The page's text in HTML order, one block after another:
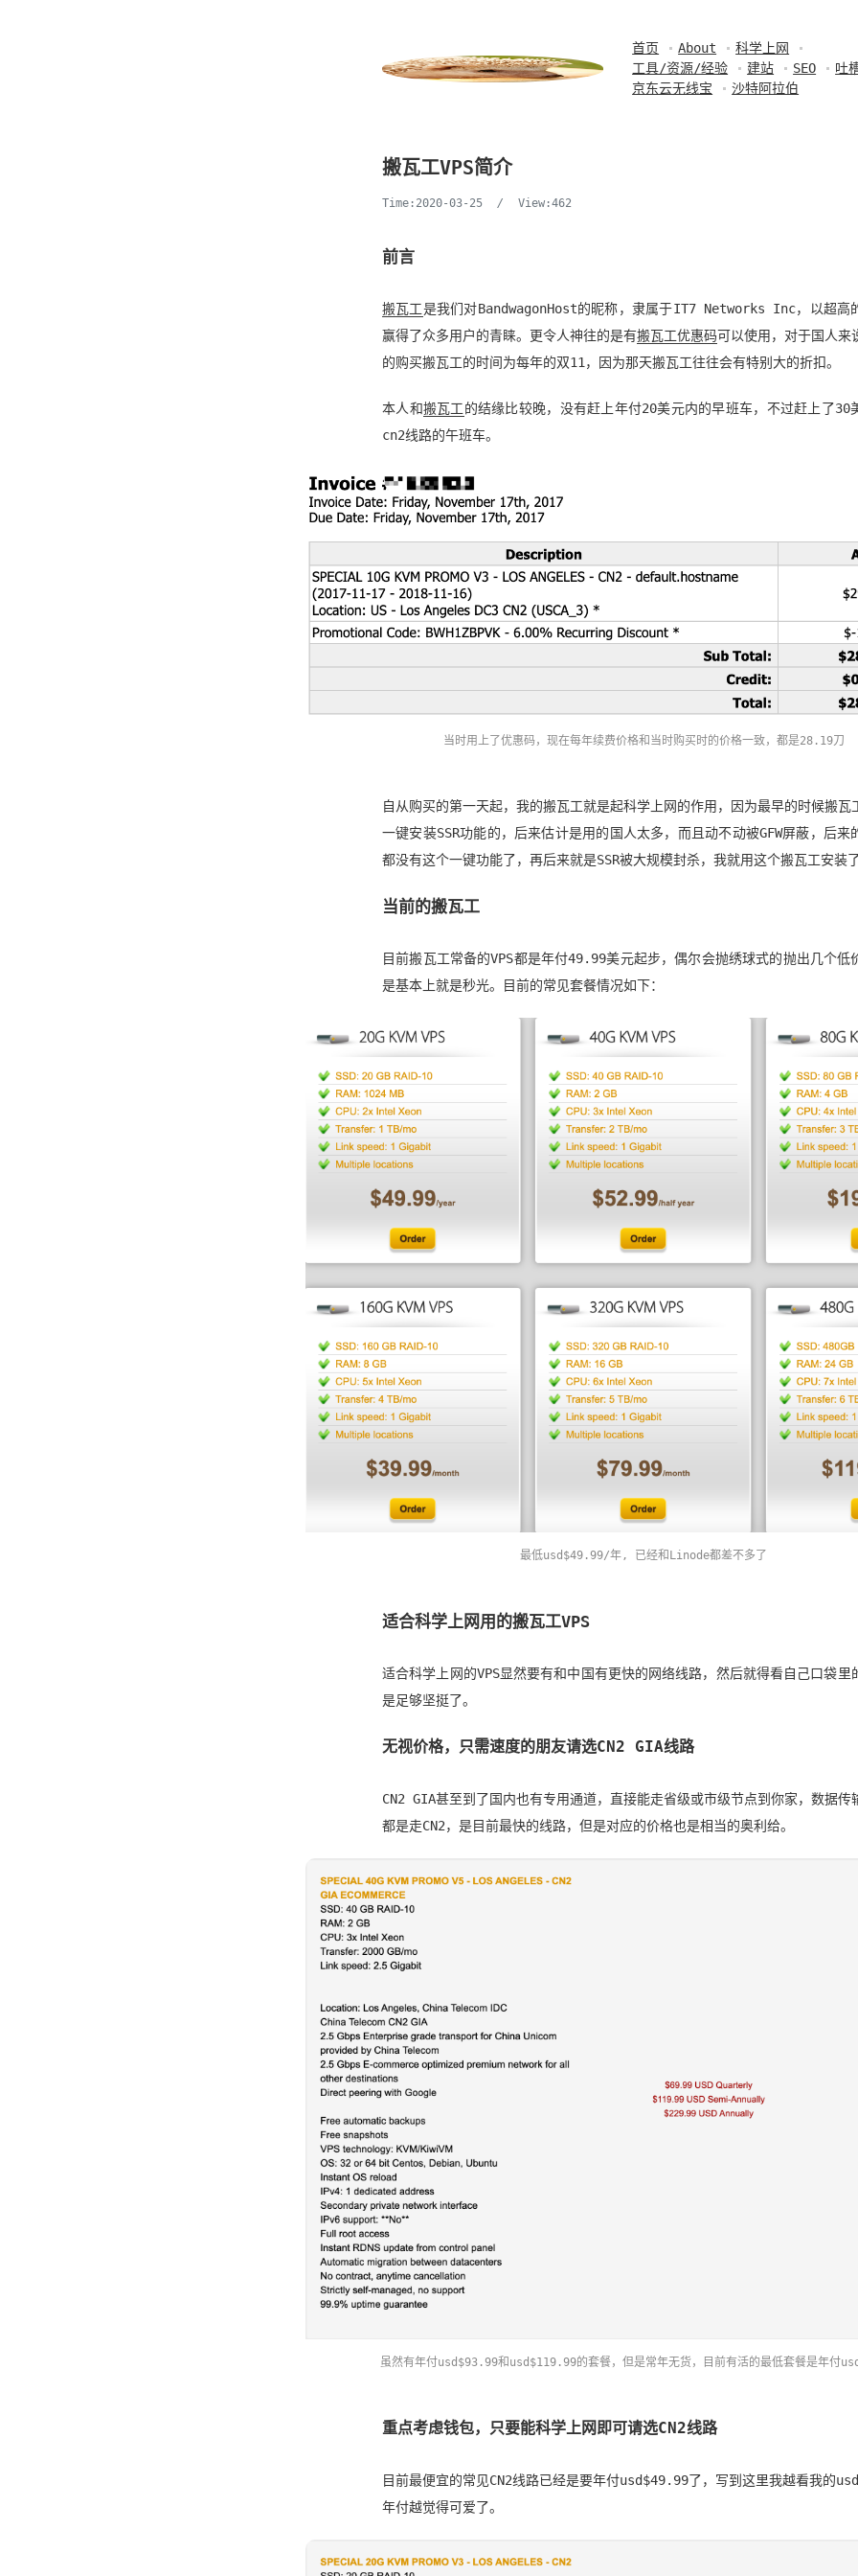
首页 About
科学上网
工具/资源/经验
建站 SEO
吐
京东云无线宝
沙特阿拉伯
搬瓦工VPS简介
Time:2020-03-25 / View:462
前言
搬瓦工是我们对BandwagonHost的昵称，隶属于IT7 Networks Inc，以超高
赢得了众多用户的青睐。更令人神往的是有搬瓦工优惠码可以使用，对于国人来
的购买搬瓦工的时间为每年的双11，因为那天搬瓦工往往会有特别大的折扣。
本人和搬瓦工的结缘比较晚，没有赶上年付20美元内的早班车，不过赶上了30
cn2线路的午班车。
当时用上了优惠码，现在每年续费价格和当时购买时的价格一致，都是28.19刀
自从购买的第一天起，我的搬瓦工就是起科学上网的作用，因为最早的时候搬瓦
一键安装SSR功能的，后来估计是用的国人太多，而且动不动被GFW屏蔽，后来
都没有这个一键功能了，再后来就是SSR被大规模封杀，我就用这个搬瓦工安装
当前的搬瓦工
目前搬瓦工常备的VPS都是年付49.99美元起步，偶尔会抛绣球式的抛出几个低
是基本上就是秒光。目前的常见套餐情况如下：
最低usd$49.99/年, 已经和Linode都差不多了
适合科学上网用的搬瓦工VPS
适合科学上网的VPS显然要有和中国有更快的网络线路，然后就得看自己口袋里
是足够坚挺了。
无视价格，只需速度的朋友请选CN2 GIA线路
CN2 GIA甚至到了国内也有专用通道，直接能走省级或市级节点到你家，数据传
都是走CN2，是目前最快的线路，但是对应的价格也是相当的奥利给。
虽然有年付usd$93.99和usd$119.99的套餐，但是常年无货，目前有活的最低套餐是年付
重点考虑钱包，只要能科学上网即可请选CN2线路
目前最便宜的常见CN2线路已经是要年付usd$49.99了，写到这里我越看我的
年付越觉得可爱了。